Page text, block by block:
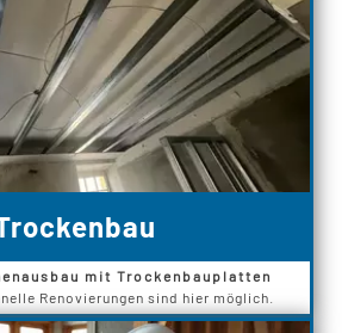
mit Trockenbauplatten
Renovierungen sind hier möglich.